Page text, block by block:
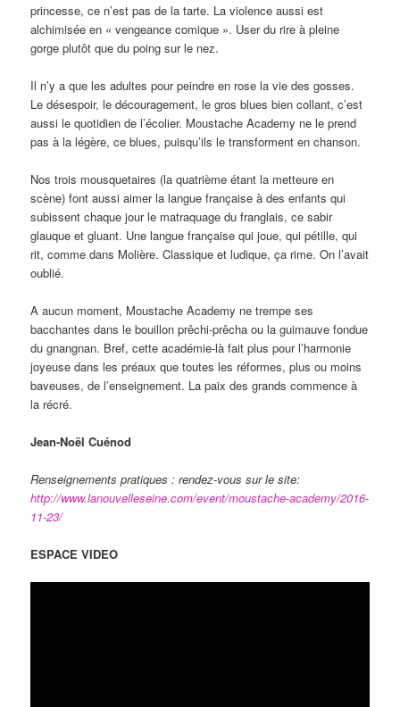
princesse, ce n’est pas de la tarte. La violence aussi est
alchimisée en « vengeance comique ». User du rire à pleine
gorge plutôt que du poing sur le nez.
Il n’y a que les adultes pour peindre en rose la vie des gosses.
Le désespoir, le découragement, le gros blues bien collant, c’est
aussi le quotidien de l’écolier. Moustache Academy ne le prend
pas à la légère, ce blues, puisqu’ils le transforment en chanson.
Nos trois mousquetaires (la quatrième étant la metteure en
scène) font aussi aimer la langue française à des enfants qui
subissent chaque jour le matraquage du franglais, ce sabir
glauque et gluant. Une langue française qui joue, qui pétille, qui
rit, comme dans Molière. Classique et ludique, ça rime. On l’avait
oublié.
A aucun moment, Moustache Academy ne trempe ses
bacchantes dans le bouillon prêchi-prêcha ou la guimauve fondue
du gnangnan. Bref, cette académie-là fait plus pour l’harmonie
joyeuse dans les préaux que toutes les réformes, plus ou moins
baveuses, de l’enseignement. La paix des grands commence à
la récré.
Jean-Noël Cuénod
Renseignements pratiques : rendez-vous sur le site:
http://www.lanouvelleseine.com/event/moustache-academy/2016-
11-23/
ESPACE VIDEO